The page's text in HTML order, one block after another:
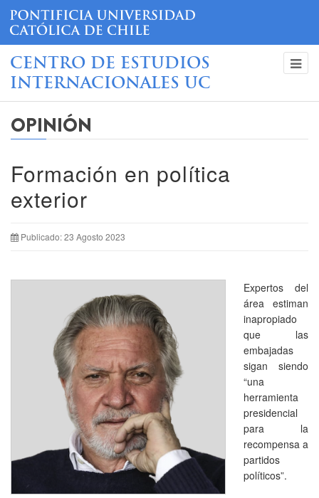
CENTRO DE ESTUDIOS
INTERNACIONALES UC
OPINIÓN
Formación en política
exterior
Publicado: 23 Agosto 2023
Expertos del
área estiman
inapropiado
que las
embajadas
sigan siendo
“una
herramienta
presidencial
para la
recompensa a
partidos
políticos”.